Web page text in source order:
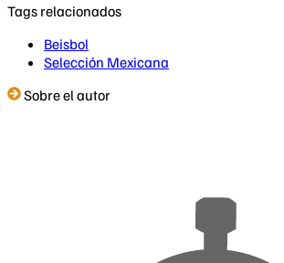
Tags relacionados
Beisbol
Selección Mexicana
Sobre el autor